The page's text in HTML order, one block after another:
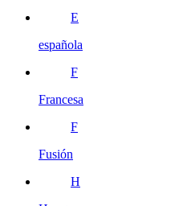
E
española
F
Francesa
F
Fusión
H